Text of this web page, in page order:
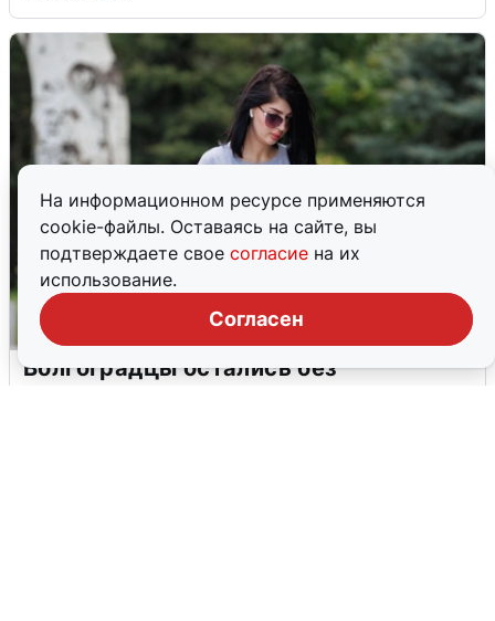
На информационном ресурсе применяются
cookie-файлы. Оставаясь на сайте, вы
подтверждаете свое согласие на их
использование.
Согласен
Волгоградцы остались без